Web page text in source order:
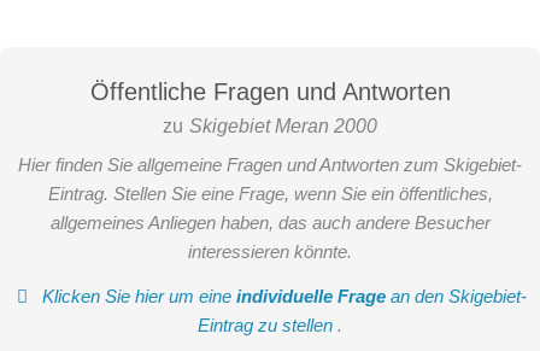
Öffentliche Fragen und Antworten
zu Skigebiet Meran 2000
Hier finden Sie allgemeine Fragen und Antworten zum Skigebiet-
Eintrag. Stellen Sie eine Frage, wenn Sie ein öffentliches,
allgemeines Anliegen haben, das auch andere Besucher
interessieren könnte.
Klicken Sie hier um eine individuelle Fragean den Skigebiet-
Eintrag zu stellen .